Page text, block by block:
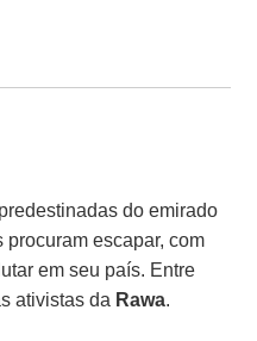
do emirado
procuram escapar, com
em seu país. Entre
ativistas da Rawa.